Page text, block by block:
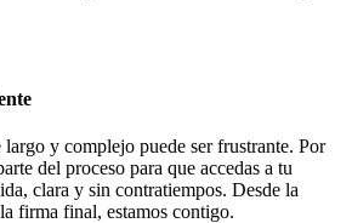
largo y complejo puede ser frustrante. Por
del proceso para que accedas a tu
clara y sin contratiempos. Desde la
firma final, estamos contigo.